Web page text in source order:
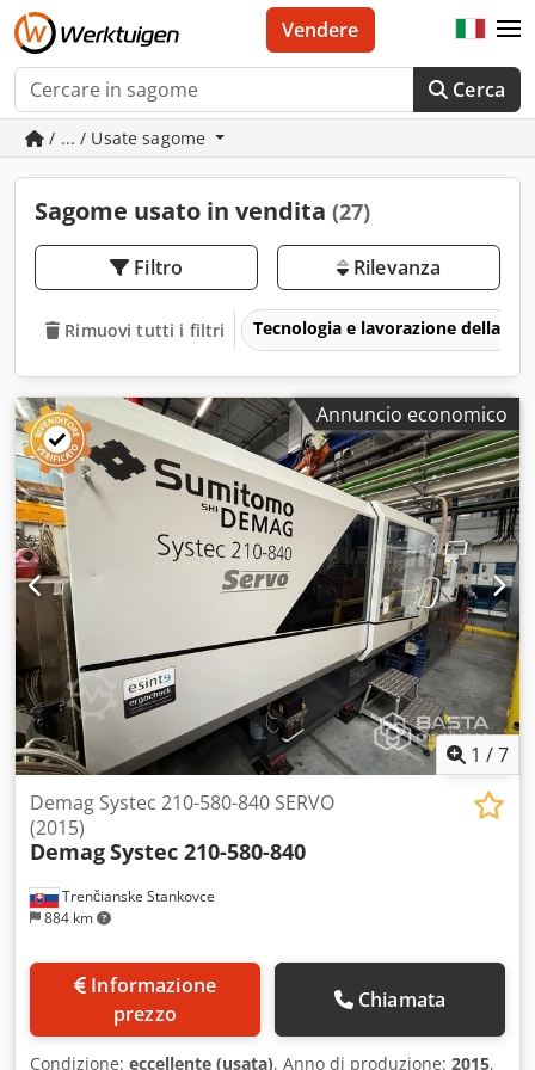
Cerca
Vendere
/ ... / Usate sagome
Sagome usato in vendita (27)
Filtro Rilevanza
Rimuovi tutti i filtri Tecnologia e lavorazione della
Annuncio economico
1 /7
Trenčianske Stankovce
884 km
Demag Systec 210-580-840 SERVO
(2015)
DemagSystec 210-580-840
prezzo
Chiamata
Condizione: eccellente (usata), Anno di produzione: 2015,